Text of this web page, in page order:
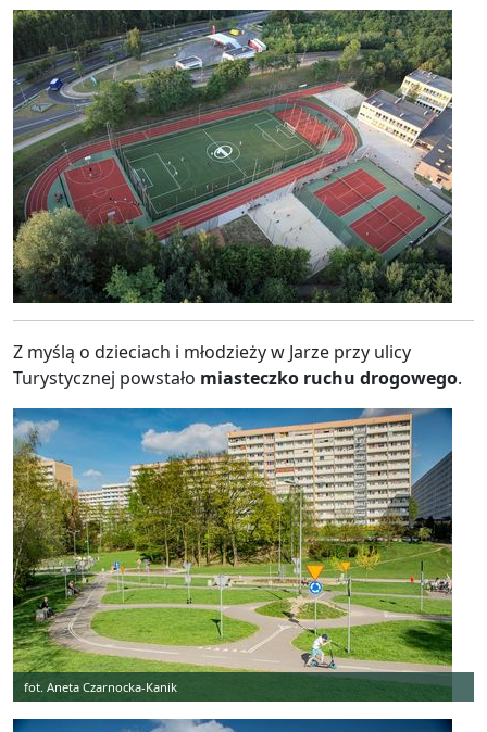
Z myślą o dzieciach i młodzieży w Jarze przy ulicy
Turystycznej powstało miasteczko ruchu drogowego.
fot. Aneta Czarnocka-Kanik